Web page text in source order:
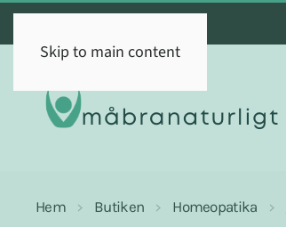
Skip to main content
Hem Butiken Homeopatika